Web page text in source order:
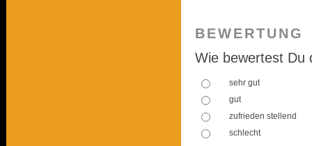
BEWERTUNG
Wie bewertest Du
sehr gut
gut
zufrieden stellend
schlecht